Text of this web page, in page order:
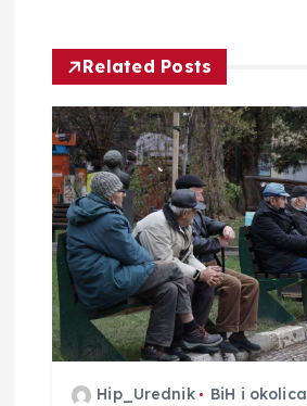
a
o
b
a
Related Posts
Hip_Urednik
BiH i okolica